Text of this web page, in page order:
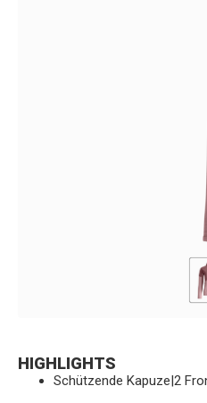
HIGHLIGHTS
Schützende Kapuze|2